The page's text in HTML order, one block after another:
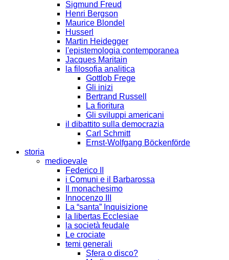
Sigmund Freud
Henri Bergson
Maurice Blondel
Husserl
Martin Heidegger
l'epistemologia contemporanea
Jacques Maritain
la filosofia analitica
Gottlob Frege
Gli inizi
Bertrand Russell
La fioritura
Gli sviluppi americani
il dibattito sulla democrazia
Carl Schmitt
Ernst-Wolfgang Böckenförde
storia
medioevale
Federico II
i Comuni e il Barbarossa
Il monachesimo
Innocenzo III
La “santa” Inquisizione
la libertas Ecclesiae
la società feudale
Le crociate
temi generali
Sfera o disco?